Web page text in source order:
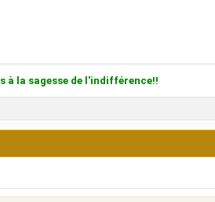
à la sagesse de l'indifférence!!